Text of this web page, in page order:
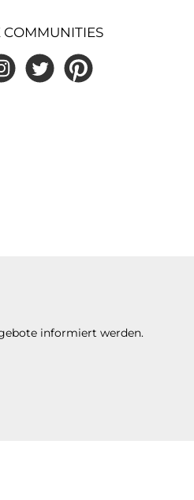
COMMUNITIES
Twitter Pinterest
informiert werden.